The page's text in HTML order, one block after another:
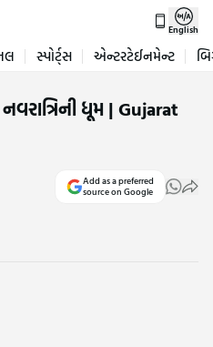
English
સ્પોર્ટ્સ એન્ટરટેઈનમેન્ટ
ધૂમ | Gujarat
Add as a preferred
source on Google